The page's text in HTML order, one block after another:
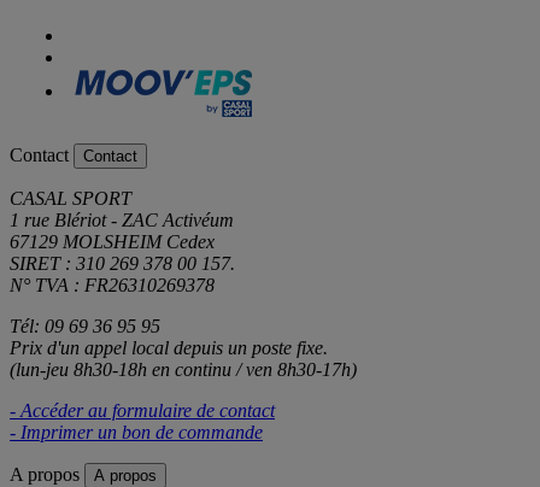
Contact Contact
CASAL SPORT
1 rue Blériot - ZAC Activéum
67129 MOLSHEIM Cedex
SIRET : 310 269 378 00 157.
N° TVA : FR26310269378
Tél: 09 69 36 95 95
Prix d'un appel local depuis un poste fixe.
(lun-jeu 8h30-18h en continu / ven 8h30-17h)
- Accéder au formulaire de contact
- Imprimer un bon de commande
A propos A propos